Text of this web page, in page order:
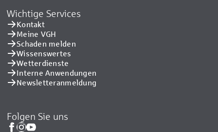
Wichtige Services
Kontakt
Meine VGH
Schaden melden
Wissenswertes
Wetterdienste
Interne Anwendungen
Newsletteranmeldung
Folgen Sie uns